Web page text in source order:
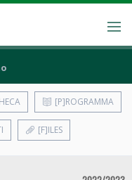
[P]ROGRAMMA
[F]ILES